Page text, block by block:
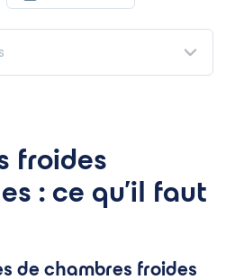
froides
: ce qu'il faut
de chambres froides